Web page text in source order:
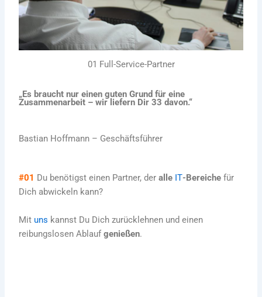
01 Full-Service-Partner
„Es braucht nur einen guten Grund für eine
Zusammenarbeit – wir liefern Dir 33 davon.“
Bastian Hoffmann – Geschäftsführer
#01 Du benötigst einen Partner, deralle IT-Bereiche für
Dich abwickeln kann?
Mit uns kannst Du Dich zurücklehnen und einen
reibungslosen Ablaufgenießen.